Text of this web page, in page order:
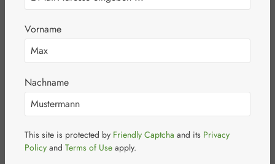
DHEA 25 mg
Kapseln
Bildergalerie überspringen
Vorname
Nachname
This site is protected by Friendly Captcha and its Privacy
Policy and Terms of Use apply.